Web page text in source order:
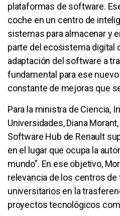
plataformas de software.
coche en un centro de
sistemas para almacenar y
parte del ecosistema digital
adaptación del software a
fundamental para ese
constante de mejoras que
Para la ministra de Ciencia,
Universidades, Diana
Software Hub de Renault
en el lugar que ocupa la
mundo". En ese objetivo,
relevancia de los centros
universitarios en la
proyectos tecnológicos